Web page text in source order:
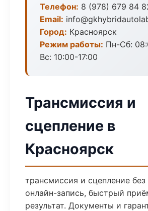
Телефон: 8 (978) 679 84
Email:
Город: Красноярск
Режим работы: Пн-Сб:
Вс: 10:00-17:00
Трансмиссия и
сцепление в
Красноярск
трансмиссия и сцепление без
онлайн-запись, быстрый
результат. Документы и